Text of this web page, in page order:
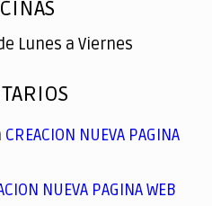
Lunes a Viernes
CREACION NUEVA PAGINA
NUEVA PAGINA WEB